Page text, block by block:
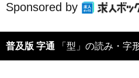
Sponsored by
普及版 字通 「型」の読み・字